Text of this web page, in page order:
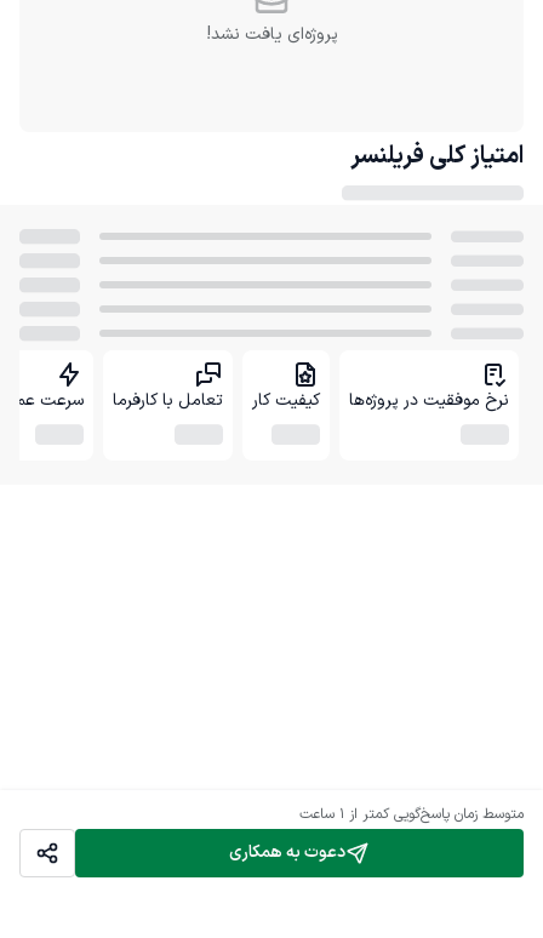
دعوت به همکاری
متوسط زمان پاسخ‌گویی کمتر از 1 ساعت
پروژه‌ای یافت نشد!
امتیاز کلی فریلنسر
نرخ موفقیت در پروژه‌ها کیفیت کار تعامل با کارفرما سرعت عمل